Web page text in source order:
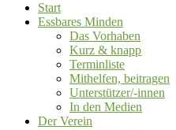
Start
Essbares Minden
Das Vorhaben
Kurz & knapp
Terminliste
Mithelfen, beitragen
Unterstützer/-innen
In den Medien
Der Verein